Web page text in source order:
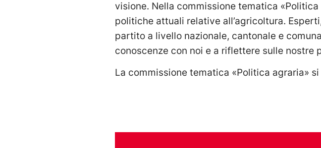
visione. Nella commissione tematica
politiche attuali relative all’agricoltura.
partito a livello nazionale, cantonale e
conoscenze con noi e a riflettere sulle nostre
La commissione tematica «Politica agraria»